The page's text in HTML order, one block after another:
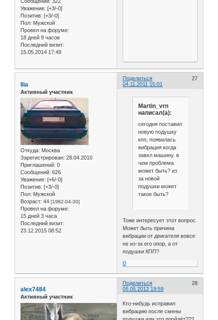
Уважение: [+3/-0]
Позитив: [+3/-0]
Пол: Мужской
Провел на форуме:
18 дней 9 часов
Последний визит:
15.05.2014 17:49
Поделиться
27
04.11.2011 15:01
Ilia
Активный участник
Откуда: Москва
Зарегистрирован: 28.04.2010
Приглашений: 0
Сообщений: 626
Уважение: [+6/-0]
Позитив: [+3/-0]
Пол: Мужской
Возраст: 44 [1982-04-30]
Провел на форуме:
15 дней 3 часа
Последний визит:
23.12.2015 08:52
Martin_vrn
написал(а):
сегодня поставил
новую подушку
кпп, появилась
вибрация когда
завел машину. в
чем проблема
может быть? из
за новой
подушки может
такое быть?
Тоже интересует этот вопрос.
Может быть причина
вибрации от двигателя вовсе
не из-за его опор, а от
подушки КПП?
0
Поделиться
28
05.05.2012 19:59
alex7484
Активный участник
Кто-нибудь исправил
вибрацию после смены